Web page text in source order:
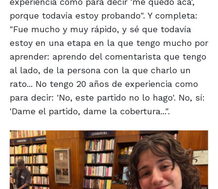
porque todavía estoy probando". Y completa:
"Fue mucho y muy rápido, y sé que todavía
estoy en una etapa en la que tengo mucho por
aprender: aprendo del comentarista que tengo
al lado, de la persona con la que charlo un
rato... No tengo 20 años de experiencia como
para decir: 'No, este partido no lo hago'. No, sí:
'Dame el partido, dame la cobertura...".